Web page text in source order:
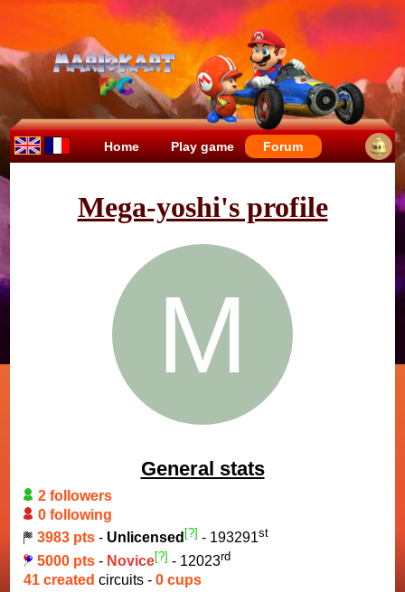
Home Play game Forum
Mega-yoshi's profile
M
General stats
2 followers
0 following
3983 pts - Unlicensed [?] - 193291st
5000 pts - Novice[?] - 12023rd
41 created circuits - 0 cups